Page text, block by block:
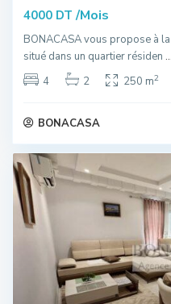
4000 DT /Mois
BONACASA vous propose à
situé dans un quartier résiden ...
4
2 250 m2
BONACASA